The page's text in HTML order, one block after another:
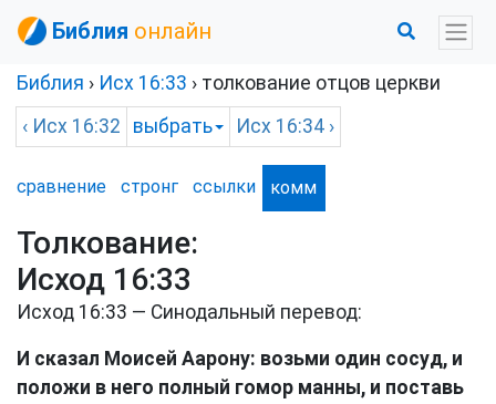
Библия онлайн
Библия › Исх 16:33 › толкование отцов церкви
‹ Исх 16:32 выбрать Исх 16:34 ›
сравнение стронг ссылки комм
Толкование:
Исход 16:33
Исход 16:33 — Синодальный перевод:
И сказал Моисей Аарону: возьми один сосуд, и
положи в него полный гомор манны, и поставь